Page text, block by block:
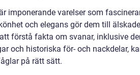
imponerande varelser som
och elegans gör dem till
förstå fakta om svanar, inklusive
och historiska för- och nackdelar,
på rätt sätt.